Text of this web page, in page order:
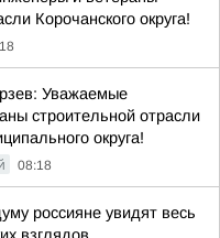
Корочанского округа!
Уважаемые
строительной отрасли
округа!
08:18
россияне увидят весь